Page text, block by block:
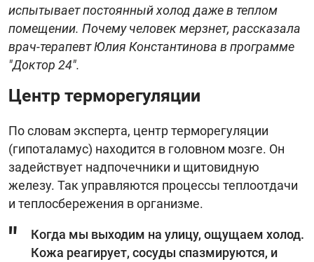
испытывает постоянный холод даже в теплом
помещении. Почему человек мерзнет, рассказала
врач-терапевт Юлия Константинова в программе
"Доктор 24".
Центр терморегуляции
По словам эксперта, центр терморегуляции
(гипоталамус) находится в головном мозге. Он
задействует надпочечники и щитовидную
железу. Так управляются процессы теплоотдачи
и теплосбережения в организме.
Когда мы выходим на улицу, ощущаем холод.
Кожа реагирует, сосуды спазмируются, и